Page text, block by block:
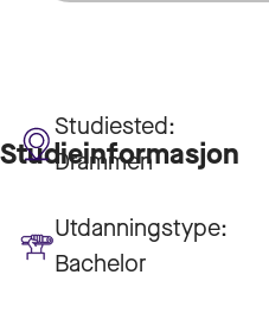
Studieinformasjon
Studiested:
Drammen
Utdanningstype:
Bachelor